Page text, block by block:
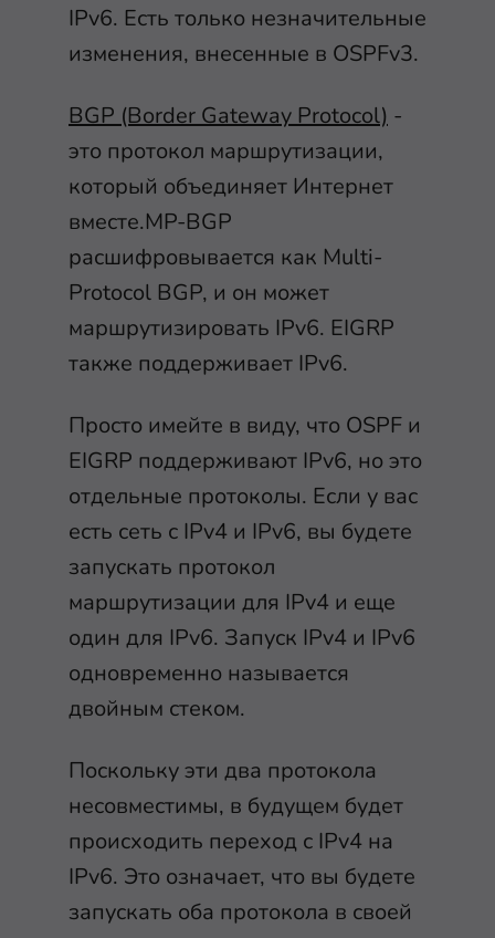
IPv6. Есть только незначительные
изменения, внесенные в OSPFv3.
BGP (Border Gateway Protocol) -
это протокол маршрутизации,
который объединяет Интернет
вместе.MP-BGP
расшифровывается как Multi-
Protocol BGP, и он может
маршрутизировать IPv6. EIGRP
также поддерживает IPv6.
Просто имейте в виду, что OSPF и
EIGRP поддерживают IPv6, но это
отдельные протоколы. Если у вас
есть сеть с IPv4 и IPv6, вы будете
запускать протокол
маршрутизации для IPv4 и еще
один для IPv6. Запуск IPv4 и IPv6
одновременно называется
двойным стеком.
Поскольку эти два протокола
несовместимы, в будущем будет
происходить переход с IPv4 на
IPv6. Это означает, что вы будете
запускать оба протокола в своей